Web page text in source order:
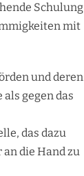
Schulung
mit
und deren
gegen das
das dazu
die Hand zu